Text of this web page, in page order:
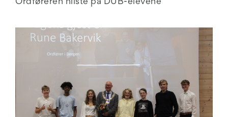
Ordføreren hilste på DUB-elevene